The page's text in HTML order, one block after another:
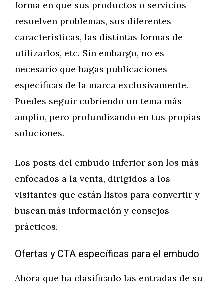
forma en que sus productos o servicios
resuelven problemas, sus diferentes
características, las distintas formas de
utilizarlos, etc. Sin embargo, no es
necesario que hagas publicaciones
específicas de la marca exclusivamente.
Puedes seguir cubriendo un tema más
amplio, pero profundizando en tus propias
soluciones.
Los posts del embudo inferior son los más
enfocados a la venta, dirigidos a los
visitantes que están listos para convertir y
buscan más información y consejos
prácticos.
Ofertas y CTA específicas para el embudo
Ahora que ha clasificado las entradas de su